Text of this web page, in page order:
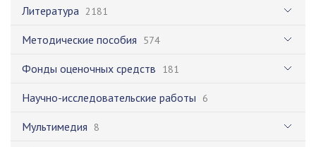
Литература 2181
Методические пособия 574
Фонды оценочных средств 181
Научно-исследовательские работы 6
Мультимедия 8